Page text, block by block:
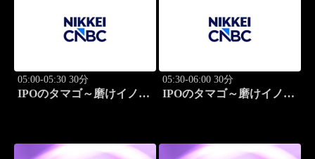
05:00-05:30 30分
IPOのタマゴ～磨けイノベ
05:30-06:00 30分
IPOのタマゴ～磨けイノベ